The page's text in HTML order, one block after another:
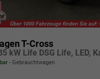
T-Cross
Gebrauchtwagen